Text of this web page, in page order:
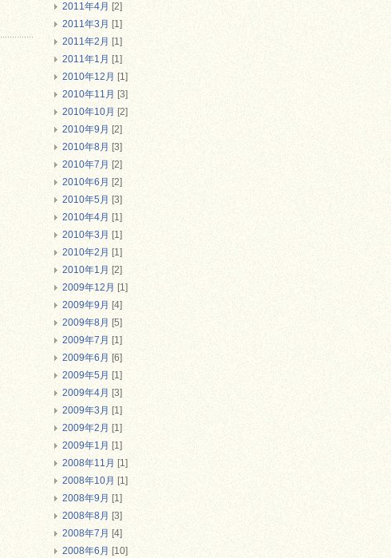
2011年4月 [2]
2011年3月 [1]
2011年2月 [1]
2011年1月 [1]
2010年12月 [1]
2010年11月 [3]
2010年10月 [2]
2010年9月 [2]
2010年8月 [3]
2010年7月 [2]
2010年6月 [2]
2010年5月 [3]
2010年4月 [1]
2010年3月 [1]
2010年2月 [1]
2010年1月 [2]
2009年12月 [1]
2009年9月 [4]
2009年8月 [5]
2009年7月 [1]
2009年6月 [6]
2009年5月 [1]
2009年4月 [3]
2009年3月 [1]
2009年2月 [1]
2009年1月 [1]
2008年11月 [1]
2008年10月 [1]
2008年9月 [1]
2008年8月 [3]
2008年7月 [4]
2008年6月 [10]